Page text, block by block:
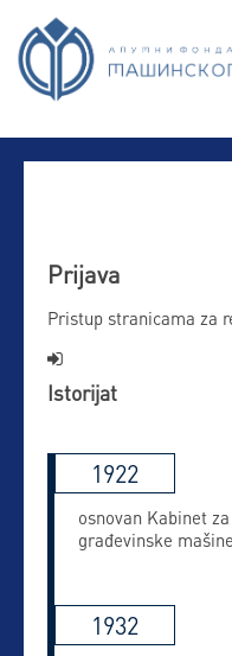
Prijava
Pristup stranicama za

Istorijat
1922
osnovan Kabinet
građevinske
1932